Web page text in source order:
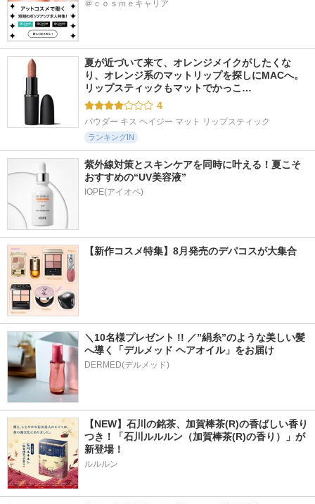
＠ｃｏｓｍｅキャリア
夏が近づいて来て、オレンジメイクがしたくな
り、オレンジ系のマットリップを探しにMACへ。
リップスティックもマットでかっこ…
4
パウダー キス ヘイジー マット リップスティック
ランキングIN
紫外線対策とスキンケアを同時に叶える！夏こそ
おすすめの“UV美容液”
IOPE(アイオペ)
【新作コスメ特集】8月発売のデパコスが大集合
＼10名様プレゼント !! ／”絹糸”のような美しい髪
へ導く「デルメッド ヘアオイル」をお届け
DERMED(デルメッド)
【NEW】石川の銘茶、加賀棒茶(R)の香ばしい香り
つき！「石川ルルルン（加賀棒茶(R)の香り）」が
新登場！
ルルルン